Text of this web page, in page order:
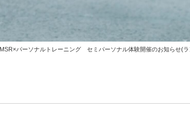
MSR×パーソナルトレーニング セミパーソナル体験開催のお知らせ(